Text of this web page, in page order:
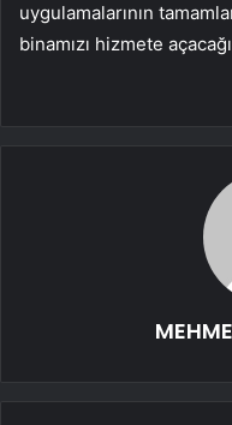
uygulamalarının
binamızı hizmete